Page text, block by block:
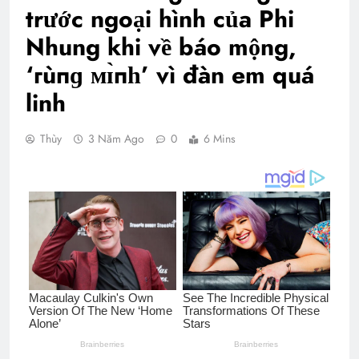
trước ngoại hình của Phi
Nhung khi về báo mộng,
‘гùпɡ ᴍɪ̀пһ’ vì đàn em quá
linh
Thùy 3 Năm Ago 0 6 Mins